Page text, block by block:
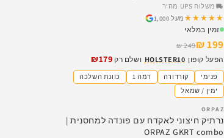
משלוח UPS מהיר
★★★★★
★★★★★ מעל 1,000
זמין במלאי
199 ₪
249 ₪
הפעל קופון HOLSTER10 ושלם רק ₪179
פנימי קורדורה רמה 1
כוונת השלכה
ימין / שמאל
SALE
ORPAZ
נרתיק חיצוני לאקדח עם פונדה למחסנית |
ORPAZ GKRT combo